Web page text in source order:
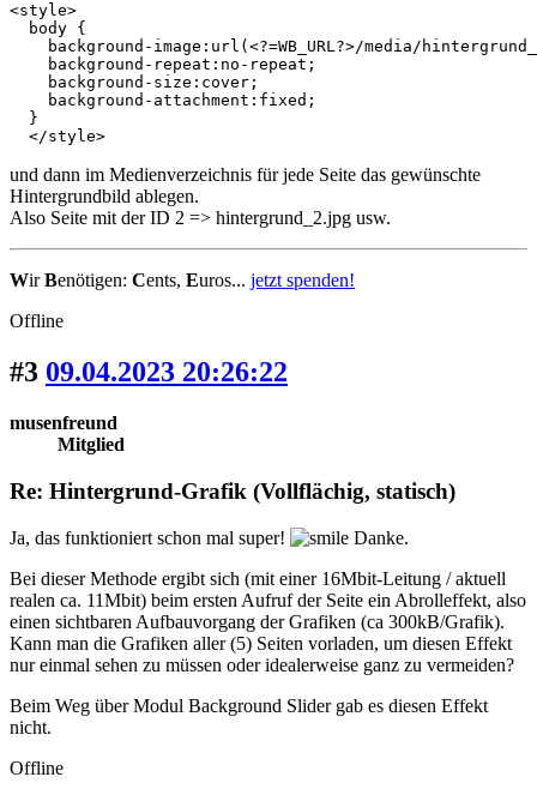
<style>
  body {
background-image:url(<?=WB_URL?>/media/
    background-repeat:no-repeat;
    background-size:cover;
    background-attachment:fixed;
  }
  </style>
und dann im Medienverzeichnis für jede Seite das gewünschte
Hintergrundbild ablegen.
Also Seite mit der ID 2 => hintergrund_2.jpg usw.
WirBenötigen: Cents, Euros... jetzt spenden!
Offline
#3 09.04.2023 20:26:22
musenfreund
Mitglied
Re: Hintergrund-Grafik (Vollflächig, statisch)
Ja, das funktioniert schon mal super!
Danke.
Bei dieser Methode ergibt sich (mit einer 16Mbit-Leitung / aktuell
realen ca. 11Mbit) beim ersten Aufruf der Seite ein Abrolleffekt, also
einen sichtbaren Aufbauvorgang der Grafiken (ca 300kB/Grafik).
Kann man die Grafiken aller (5) Seiten vorladen, um diesen Effekt
nur einmal sehen zu müssen oder idealerweise ganz zu vermeiden?
Beim Weg über Modul Background Slider gab es diesen Effekt
nicht.
Offline